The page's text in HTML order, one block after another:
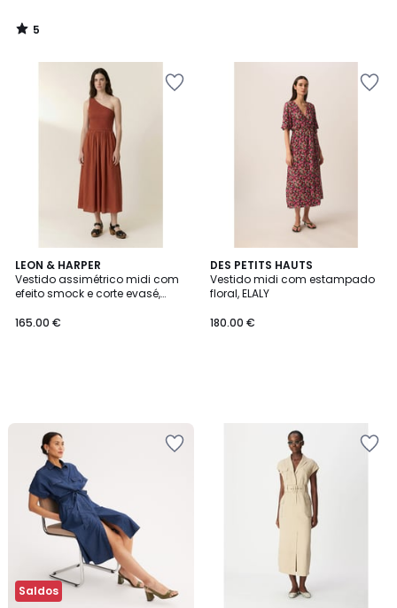
5
/
LEON & HARPER
Vestido assimétrico midi com
efeito smock e corte evasé,
165.00 €
DES PETITS HAUTS
Vestido midi com estampado
floral, ELALY
180.00 €
Saldos